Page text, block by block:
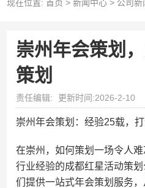
现在位置: 首页 > 新闻中心> 公司新
崇州年会策划
策划
责任编辑: 更新时间:2026-2-10
崇州年会策划：经验25载，
在崇州，如何策划一场令人
行业经验的成都红星活动策
们提供一站式年会策划服务，